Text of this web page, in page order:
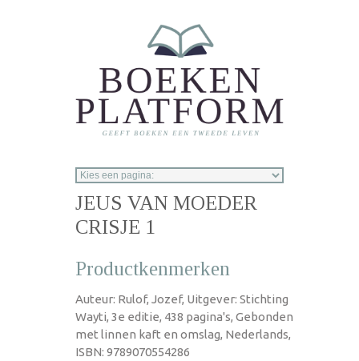
JEUS VAN MOEDER
CRISJE 1
Productkenmerken
Auteur: Rulof, Jozef, Uitgever: Stichting
Wayti, 3e editie, 438 pagina's, Gebonden
met linnen kaft en omslag, Nederlands,
ISBN: 9789070554286